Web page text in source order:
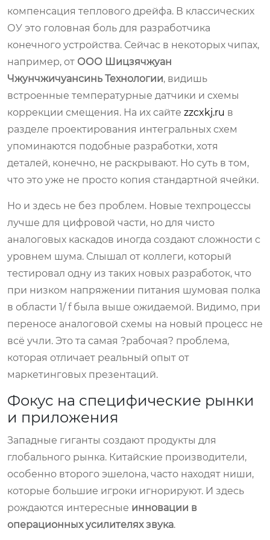
компенсация теплового дрейфа. В классических
ОУ это головная боль для разработчика
конечного устройства. Сейчас в некоторых чипах,
например, от ООО Шицзячжуан
Чжунчжичуансинь Технологии, видишь
встроенные температурные датчики и схемы
коррекции смещения. На их сайте zzcxkj.ru в
разделе проектирования интегральных схем
упоминаются подобные разработки, хотя
деталей, конечно, не раскрывают. Но суть в том,
что это уже не просто копия стандартной ячейки.
Но и здесь не без проблем. Новые техпроцессы
лучше для цифровой части, но для чисто
аналоговых каскадов иногда создают сложности с
уровнем шума. Слышал от коллеги, который
тестировал одну из таких новых разработок, что
при низком напряжении питания шумовая полка
в области 1/ f была выше ожидаемой. Видимо, при
переносе аналоговой схемы на новый процесс не
всё учли. Это та самая ?рабочая? проблема,
которая отличает реальный опыт от
маркетинговых презентаций.
Фокус на специфические рынки
и приложения
Западные гиганты создают продукты для
глобального рынка. Китайские производители,
особенно второго эшелона, часто находят ниши,
которые большие игроки игнорируют. И здесь
рождаются интересные инновации в
операционных усилителях звука.